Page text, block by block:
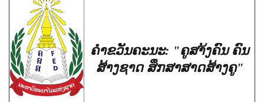
ຄຳຂວັນຄະນະ: "ຄູສາ້ງຄົນ ຄົນ
ສ້າງຊາດ ສຶກສາສາດສ້າງຄູ"